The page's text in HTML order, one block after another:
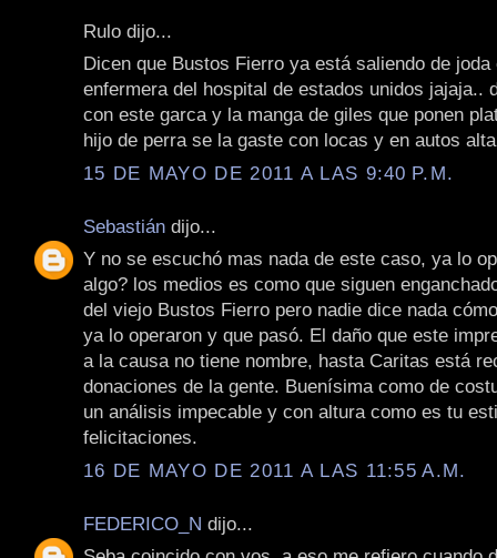
Rulo dijo...
Dicen que Bustos Fierro ya está saliendo de joda
enfermera del hospital de estados unidos jajaja..
con este garca y la manga de giles que ponen
hijo de perra se la gaste con locas y en autos
15 DE MAYO DE 2011 A LAS 9:40 P.M.
Sebastián dijo...
Y no se escuchó mas nada de este caso, ya lo
algo? los medios es como que siguen
del viejo Bustos Fierro pero nadie dice nada
ya lo operaron y que pasó. El daño que este
a la causa no tiene nombre, hasta Caritas está
donaciones de la gente. Buenísima como de
un análisis impecable y con altura como es tu
felicitaciones.
16 DE MAYO DE 2011 A LAS 11:55 A.M.
FEDERICO_N dijo...